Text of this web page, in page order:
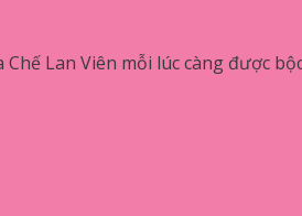
Lan Viên mỗi lúc càng được